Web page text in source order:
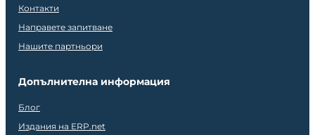
Контакти
Направете запитване
Нашите партньори
Допълнителна информация
Блог
Издания на ERP.net